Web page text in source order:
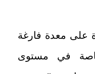
على معدة فارغة
في مستوى